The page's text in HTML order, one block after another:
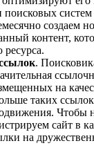
поисковых
создаем
контент,
.
на
таких
Чтобы
сайт в
на